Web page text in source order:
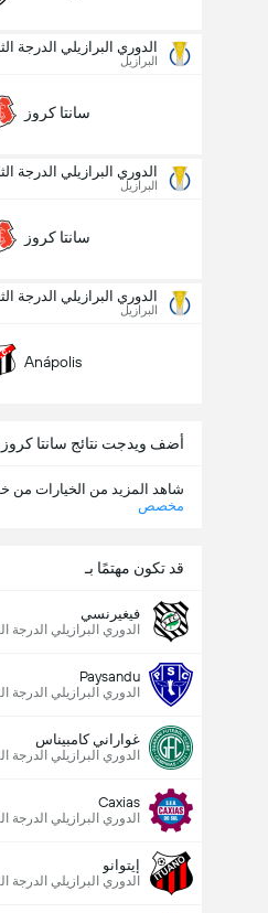
الدوري البرازيلي الدرجة
البرازيل
سانتا كروز
الدوري البرازيلي الدرجة
البرازيل
سانتا كروز
الدوري البرازيلي الدرجة
البرازيل
Anápolis
أضف ويدجت نتائج سانتا
شاهد المزيد من الخيارات من
مخصص
قد تكون مهتمًا بـ
فيغيرنسي
الدوري البرازيلي الدرجة
Paysandu
الدوري البرازيلي الدرجة
غواراني كامبيناس
الدوري البرازيلي الدرجة
Caxias
الدوري البرازيلي الدرجة
إيتوانو
الدوري البرازيلي الدرجة
الدوري البرازيلي الدرجة
10:30 م